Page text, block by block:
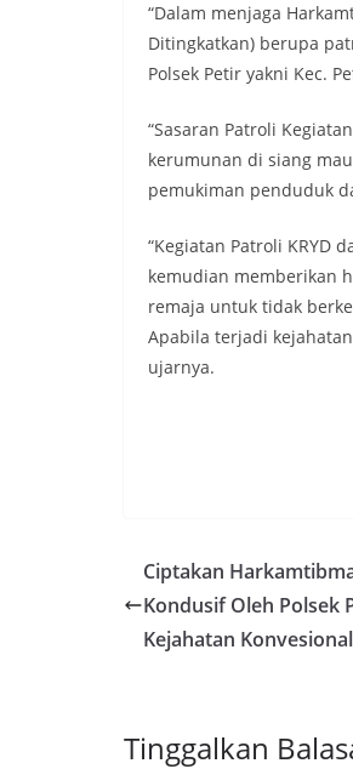
“Dalam menjaga
Ditingkatkan) berupa
Polsek Petir yakni Kec.
“Sasaran Patroli
kerumunan di siang
pemukiman penduduk
“Kegiatan Patroli KRYD
kemudian memberikan
remaja untuk tidak
Apabila terjadi
ujarnya.
Ciptakan
Kondusif Oleh Polsek
Kejahatan Konvesional
Tinggalkan